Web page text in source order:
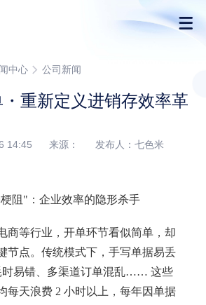
中心 公司新闻
重新定义进销存效率革
14:45 来源： 发布人：七色米
阻"：企业效率的隐形杀手
商等行业，开单环节看似简单，却
节点。传统模式下，手写单据易丢
时易错、多渠道订单混乱…… 这些
每天浪费 2 小时以上，每年因单据